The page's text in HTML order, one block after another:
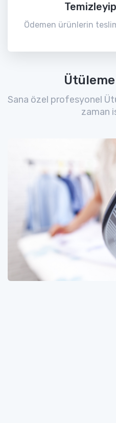
Ödemen ürünlerin
Sana özel profesyonel
zaman